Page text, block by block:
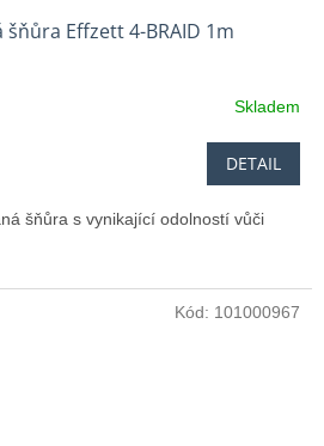
šňůra Effzett 4-BRAID 1m
Skladem
DETAIL
šňůra s vynikající odolností vůči
Kód: 101000967